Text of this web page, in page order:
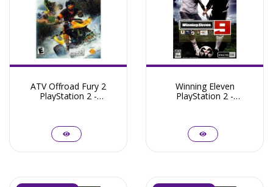
ATV Offroad Fury 2
PlayStation 2 -
Winning Eleven
PlayStation 2 -